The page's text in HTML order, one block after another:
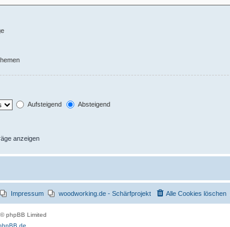
Aufsteigend Absteigend
anzeigen
Alle Cookies löschen
woodworking.de - Schärfprojekt
Impressum
phpBB Limited